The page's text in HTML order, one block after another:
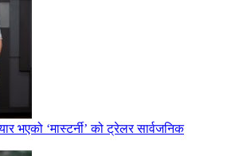
भएको ‘मास्टर्नी’ को ट्रेलर सार्वजनिक